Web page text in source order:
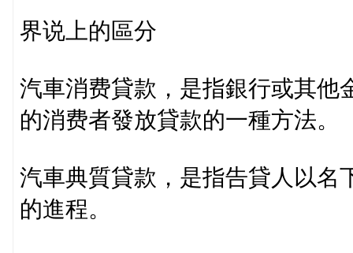
界说上的區分
汽車消费貸款，是指銀行或其他
的消费者發放貸款的一種方法。
汽車典質貸款，是指告貸人以名
的進程。